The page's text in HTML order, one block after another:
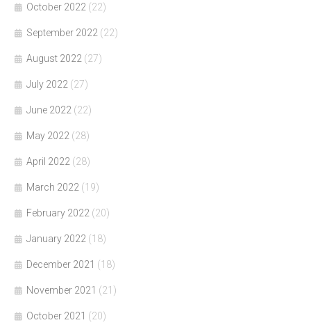
October 2022 (22)
September 2022 (22)
August 2022 (27)
July 2022 (27)
June 2022 (22)
May 2022 (28)
April 2022 (28)
March 2022 (19)
February 2022 (20)
January 2022 (18)
December 2021 (18)
November 2021 (21)
October 2021 (20)